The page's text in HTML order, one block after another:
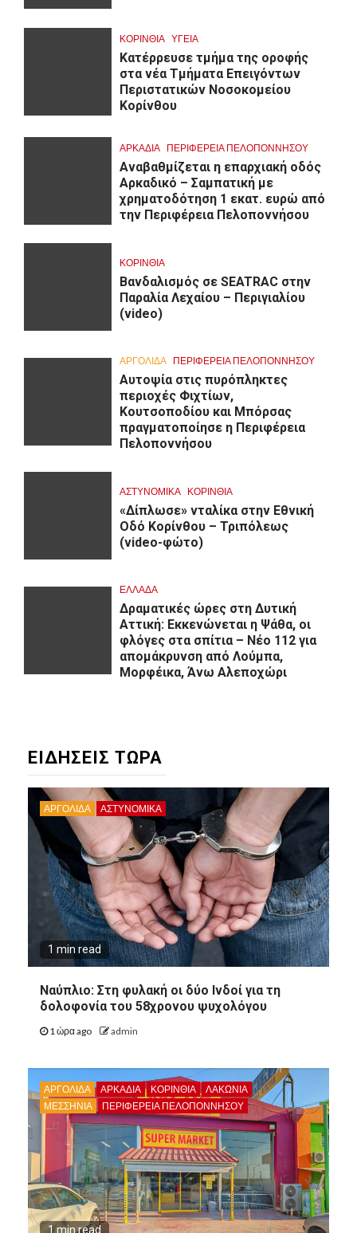
ΚΟΡΙΝΘΊΑ ΥΓΕΙΑ
Kατέρρευσε τμήμα της οροφής
στα νέα Τμήματα Επειγόντων
Περιστατικών Νοσοκομείου
Κορίνθου
ΑΡΚΑΔΊΑ ΠΕΡΙΦΈΡΕΙΑ ΠΕΛΟΠΟΝΝΉΣΟΥ
Αναβαθμίζεται η επαρχιακή οδός
Αρκαδικό – Σαμπατική με
χρηματοδότηση 1 εκατ. ευρώ από
την Περιφέρεια Πελοποννήσου
ΚΟΡΙΝΘΊΑ
Βανδαλισμός σε SEATRAC στην
Παραλία Λεχαίου – Περιγιαλίου
(video)
ΑΡΓΟΛΙΔΑ ΠΕΡΙΦΈΡΕΙΑ ΠΕΛΟΠΟΝΝΉΣΟΥ
Αυτοψία στις πυρόπληκτες
περιοχές Φιχτίων,
Κουτσοποδίου και Μπόρσας
πραγματοποίησε η Περιφέρεια
Πελοποννήσου
ΑΣΤΥΝΟΜΙΚΑ ΚΟΡΙΝΘΊΑ
«Δίπλωσε» νταλίκα στην Εθνική
Oδό Κορίνθου – Τριπόλεως
(video-φώτο)
ΕΛΛΑΔΑ
Δραματικές ώρες στη Δυτική
Αττική: Εκκενώνεται η Ψάθα, οι
φλόγες στα σπίτια – Νέο 112 για
απομάκρυνση από Λούμπα,
Μορφέικα, Άνω Αλεποχώρι
ΕΙΔΗΣΕΙΣ ΤΩΡΑ
ΑΡΓΟΛΙΔΑ ΑΣΤΥΝΟΜΙΚΑ
1 min read
Ναύπλιο: Στη φυλακή οι δύο Ινδοί για τη
δολοφονία του 58χρονου ψυχολόγου
1 ώρα ago admin
ΑΡΓΟΛΙΔΑ ΑΡΚΑΔΊΑ ΚΟΡΙΝΘΊΑ
ΛΑΚΩΝΙΑ
ΜΕΣΣΗΝΙΑ
ΠΕΡΙΦΈΡΕΙΑ ΠΕΛΟΠΟΝΝΉΣΟΥ
1 min read